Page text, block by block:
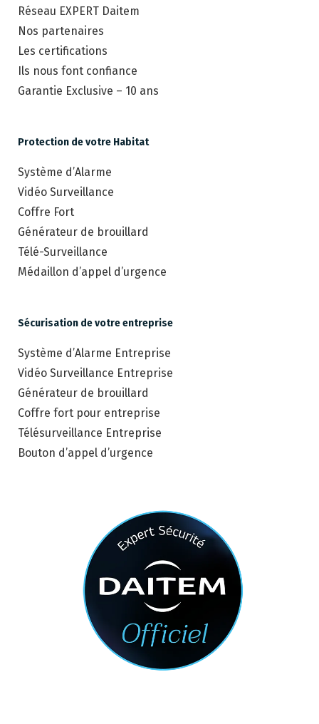
Réseau EXPERT Daitem
Nos partenaires
Les certifications
Ils nous font confiance
Garantie Exclusive – 10 ans
Protection de votre Habitat
Système d’Alarme
Vidéo Surveillance
Coffre Fort
Générateur de brouillard
Télé-Surveillance
Médaillon d’appel d’urgence
Sécurisation de votre entreprise
Système d’Alarme Entreprise
Vidéo Surveillance Entreprise
Générateur de brouillard
Coffre fort pour entreprise
Télésurveillance Entreprise
Bouton d’appel d’urgence